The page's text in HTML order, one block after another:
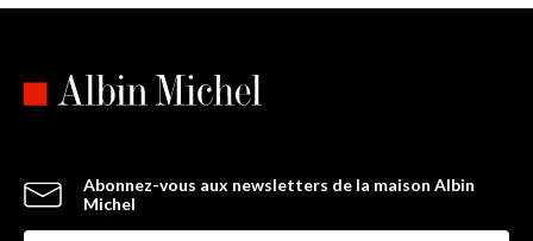
Abonnez-vous aux newsletters de la maison Albin
Michel